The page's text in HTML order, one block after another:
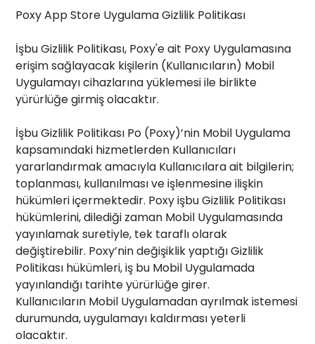
Poxy App Store Uygulama Gizlilik Politikası
İşbu Gizlilik Politikası, Poxy'e ait Poxy Uygulamasına
erişim sağlayacak kişilerin (Kullanıcıların) Mobil
Uygulamayı cihazlarına yüklemesi ile birlikte
yürürlüğe girmiş olacaktır.
İşbu Gizlilik Politikası Po (Poxy)’nin Mobil Uygulama
kapsamındaki hizmetlerden Kullanıcıları
yararlandırmak amacıyla Kullanıcılara ait bilgilerin;
toplanması, kullanılması ve işlenmesine ilişkin
hükümleri içermektedir. Poxy işbu Gizlilik Politikası
hükümlerini, dilediği zaman Mobil Uygulamasında
yayınlamak suretiyle, tek taraflı olarak
değiştirebilir. Poxy’nin değişiklik yaptığı Gizlilik
Politikası hükümleri, iş bu Mobil Uygulamada
yayınlandığı tarihte yürürlüğe girer.
Kullanıcıların Mobil Uygulamadan ayrılmak istemesi
durumunda, uygulamayı kaldırması yeterli
olacaktır.